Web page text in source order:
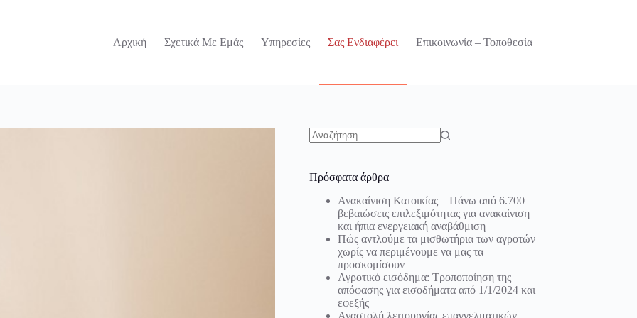
Αρχική
Σχετικά Με Εμάς Υπηρεσίες Σας Ενδιαφέρει Επικοινωνία – Τοποθεσία
Πρόσφατα άρθρα
Ανακαίνιση Κατοικίας – Πάνω από 6.700
βεβαιώσεις επιλεξιμότητας για ανακαίνιση
και ήπια ενεργειακή αναβάθμιση
Πώς αντλούμε τα μισθωτήρια των αγροτών
χωρίς να περιμένουμε να μας τα
προσκομίσουν
Αγροτικό εισόδημα: Τροποποίηση της
απόφασης για εισοδήματα από 1/1/2024 και
εφεξής
Αναστολή λειτουργίας επαγγελματικών